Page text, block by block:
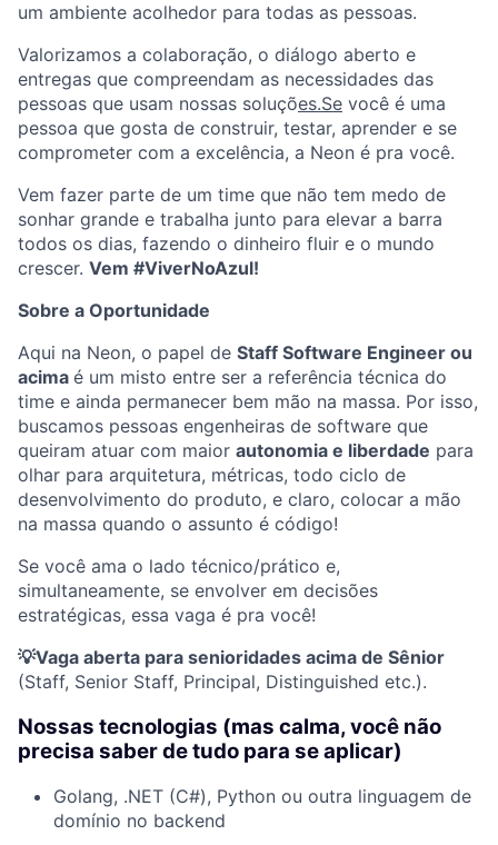
um ambiente acolhedor para todas as pessoas.
Valorizamos a colaboração, o diálogo aberto e
entregas que compreendam as necessidades das
pessoas que usam nossas soluções.Se você é uma
pessoa que gosta de construir, testar, aprender e se
comprometer com a excelência, a Neon é pra você.
Vem fazer parte de um time que não tem medo de
sonhar grande e trabalha junto para elevar a barra
todos os dias, fazendo o dinheiro fluir e o mundo
crescer. Vem #ViverNoAzul!
Sobre a Oportunidade
Aqui na Neon, o papel de Staff Software Engineer ou
acima é um misto entre ser a referência técnica do
time e ainda permanecer bem mão na massa. Por isso,
buscamos pessoas engenheiras de software que
queiram atuar com maior autonomia e liberdade para
olhar para arquitetura, métricas, todo ciclo de
desenvolvimento do produto, e claro, colocar a mão
na massa quando o assunto é código!
Se você ama o lado técnico/prático e,
simultaneamente, se envolver em decisões
estratégicas, essa vaga é pra você!
💡Vaga aberta para senioridades acima de Sênior
(Staff, Senior Staff, Principal, Distinguished etc.).
Nossas tecnologias (mas calma, você não
precisa saber de tudo para se aplicar)
Golang, .NET (C#), Python ou outra linguagem de
domínio no backend